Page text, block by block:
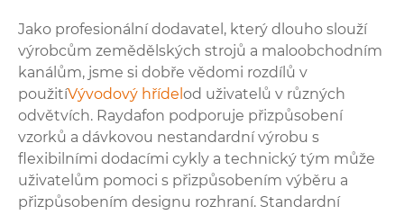
Jako profesionální dodavatel, který dlouho slouží
výrobcům zemědělských strojů a maloobchodním
kanálům, jsme si dobře vědomi rozdílů v
použitíVývodový hřídel od uživatelů v různých
odvětvích. Raydafon podporuje přizpůsobení
vzorků a dávkovou nestandardní výrobu s
flexibilními dodacími cykly a technický tým může
uživatelům pomoci s přizpůsobením výběru a
přizpůsobením designu rozhraní. Standardní